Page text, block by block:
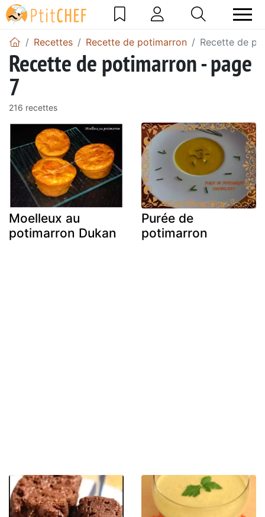
Recettes Recette de potimarron Recette de
Recette de potimarron - page
7
216 recettes
Moelleux au
potimarron Dukan
Purée de
potimarron